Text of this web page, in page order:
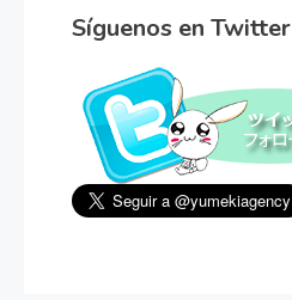
Síguenos en Twitter